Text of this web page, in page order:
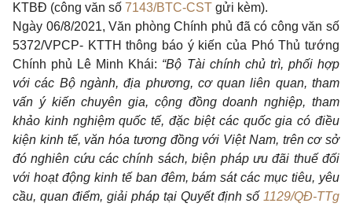
KTBĐ (công văn số 7143/BTC-CST gửi kèm).
Ngày 06/8/2021, Văn phòng Chính phủ đã có công văn số
5372/VPCP- KTTH thông báo ý kiến của Phó Thủ tướng
Chính phủ Lê Minh Khái: “Bộ Tài chính chủ trì, phối hợp
với các Bộ ngành, địa phương, cơ quan liên quan, tham
vấn ý kiến chuyên gia, cộng đồng doanh nghiệp, tham
khảo kinh nghiệm quốc tế, đặc biệt các quốc gia có điều
kiện kinh tế, văn hóa tương đồng với Việt Nam, trên cơ sở
đó nghiên cứu các chính sách, biện pháp ưu đãi thuế đối
với hoạt động kinh tế ban đêm, bám sát các mục tiêu, yêu
cầu, quan điểm, giải pháp tại Quyết định số 1129/QĐ-TTg